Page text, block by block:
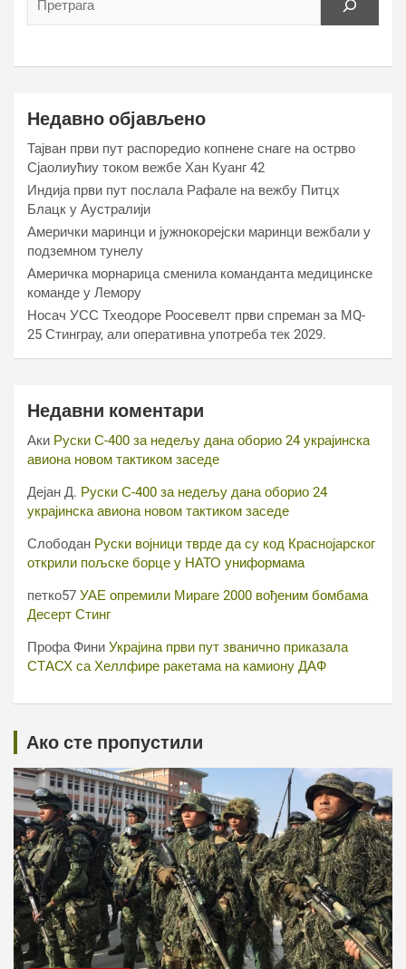
Недавно објављено
Тајван први пут распоредио копнене снаге на острво
Сјаолиућиу током вежбе Хан Куанг 42
Индија први пут послала Рафале на вежбу Питцх
Блацк у Аустралији
Амерички маринци и јужнокорејски маринци вежбали у
подземном тунелу
Америчка морнарица сменила команданта медицинске
команде у Лемору
Носач УСС Тхеодоре Роосевелт први спреман за МQ-
25 Стинграy, али оперативна употреба тек 2029.
Недавни коментари
Аки Руски С-400 за недељу дана оборио 24 украјинска
авиона новом тактиком заседе
Дејан Д. Руски С-400 за недељу дана оборио 24
украјинска авиона новом тактиком заседе
Слободан Руски војници тврде да су код Краснојарског
открили пољске борце у НАТО униформама
петко57 УАЕ опремили Мираге 2000 вођеним бомбама
Десерт Стинг
Профа Фини Украјина први пут званично приказала
СТАСХ са Хеллфире ракетама на камиону ДАФ
Ако сте пропустили